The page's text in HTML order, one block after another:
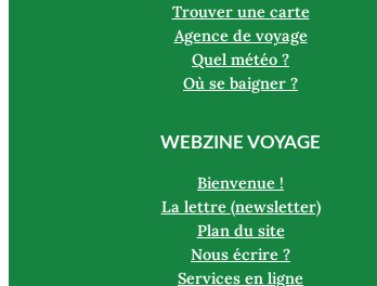
Trouver une carte
Agence de voyage
Quel météo ?
Où se baigner ?
WEBZINE VOYAGE
Bienvenue !
La lettre (newsletter)
Plan du site
Nous écrire ?
Services en ligne